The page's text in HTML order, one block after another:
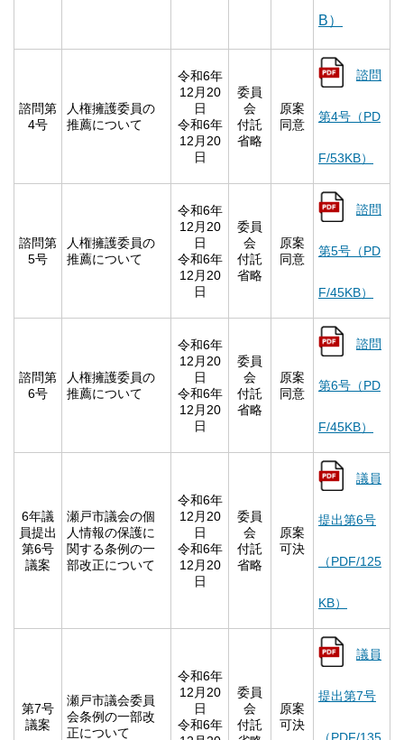
B）
諮問第
4号
人権擁護委員の
推薦について
令和6年
12月20
日
令和6年
12月20
日
委員
会
付託
省略
原案
同意
諮問
第4号（PD
F/53KB）
諮問第
5号
人権擁護委員の
推薦について
令和6年
12月20
日
令和6年
12月20
日
委員
会
付託
省略
原案
同意
諮問
第5号（PD
F/45KB）
諮問第
6号
人権擁護委員の
推薦について
令和6年
12月20
日
令和6年
12月20
日
委員
会
付託
省略
原案
同意
諮問
第6号（PD
F/45KB）
6年議
員提出
第6号
議案
瀬戸市議会の個
人情報の保護に
関する条例の一
部改正について
令和6年
12月20
日
令和6年
12月20
日
委員
会
付託
省略
原案
可決
議員
提出第6号
（PDF/125
KB）
第7号
議案
瀬戸市議会委員
会条例の一部改
正について
令和6年
12月20
日
令和6年
委員
会
付託
原案
可決
議員
提出第7号